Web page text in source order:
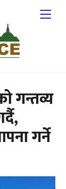
गन्तव्य
गर्ने